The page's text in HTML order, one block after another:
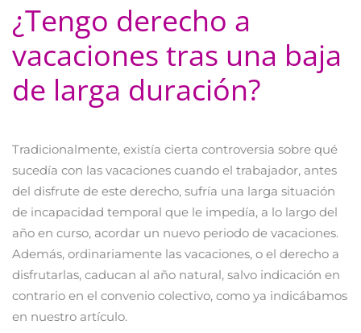
¿Tengo derecho a
vacaciones tras una baja
de larga duración?
Tradicionalmente, existía cierta controversia sobre qué
sucedía con las vacaciones cuando el trabajador, antes
del disfrute de este derecho, sufría una larga situación
de incapacidad temporal que le impedía, a lo largo del
año en curso, acordar un nuevo periodo de vacaciones.
Además, ordinariamente las vacaciones, o el derecho a
disfrutarlas, caducan al año natural, salvo indicación en
contrario en el convenio colectivo, como ya indicábamos
en nuestro artículo.